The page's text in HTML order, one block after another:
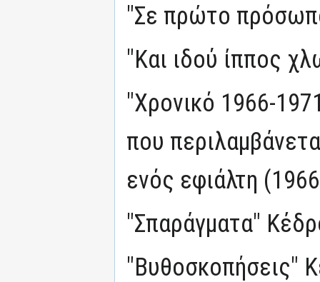
"Σε πρώτο
"Και ιδού ίππος
"Χρονικό 1966-
που
ενός εφιάλτη
"Σπαράγματα"
"Βυθοσκοπήσεις"